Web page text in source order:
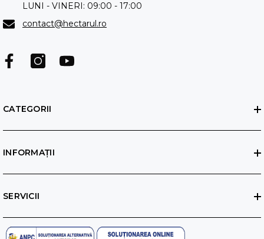
LUNI - VINERI: 09:00 - 17:00
contact@hectarul.ro
CATEGORII
INFORMAȚII
SERVICII